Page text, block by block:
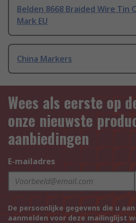
Belden 8668 Braided Wire Tin
Mark EU
China Markers
Wees als eerste op
onze nieuwste
aanbiedingen
E-mailadres
De persoonlijke gegevens die u
aanmelden voor deze mailinglijst